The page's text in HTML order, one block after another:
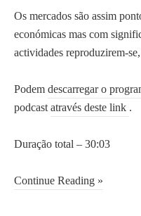
Os mercados são assim
económicas mas com
actividades reproduzirem-
Podem descarregar o
podcast através deste link .
Duração total – 30:03
Continue Reading »